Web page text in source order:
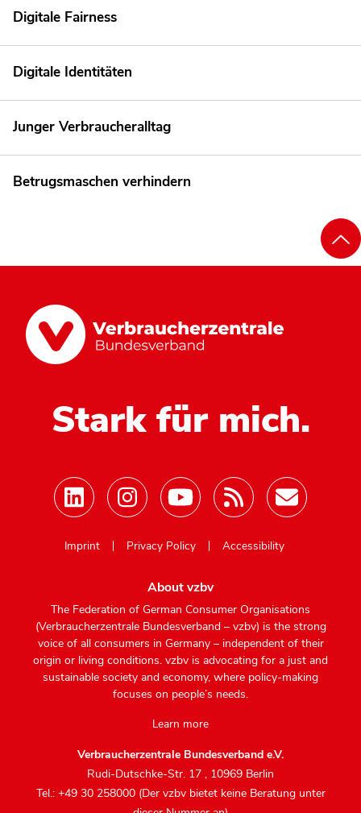
Digitale Fairness
Digitale Identitäten
Junger Verbraucheralltag
Betrugsmaschen verhindern
Stark für mich.
Imprint
Privacy Policy Accessibility
About vzbv
The Federation of German Consumer Organisations
(Verbraucherzentrale Bundesverband – vzbv) is the strong
voice of all consumers in Germany – independent of their
origin or living conditions. vzbv is advocating for a just and
sustainable society and economy, where policy-making
focuses on people’s needs.
Learn more
Verbraucherzentrale Bundesverband e.V.
Rudi-Dutschke-Str. 17 , 10969 Berlin
Tel.: +49 30 258000 (Der vzbv bietet keine Beratung unter